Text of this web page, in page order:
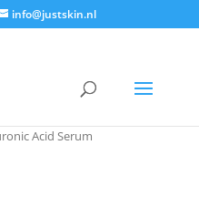
info@justskin.nl
Acid Serum